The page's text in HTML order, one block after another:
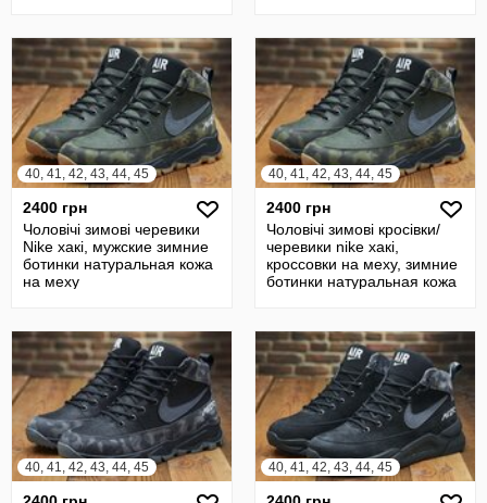
40, 41, 42, 43, 44, 45
2400 грн
Чоловічі зимові черевики
Nike хакі, мужские зимние
ботинки натуральная кожа
на меху
40, 41, 42, 43, 44, 45
2400 грн
Чоловічі зимові кросівки/
черевики nike хакі,
кроссовки на меху, зимние
ботинки натуральная кожа
40, 41, 42, 43, 44, 45 40, 41, 42, 43, 44, 45